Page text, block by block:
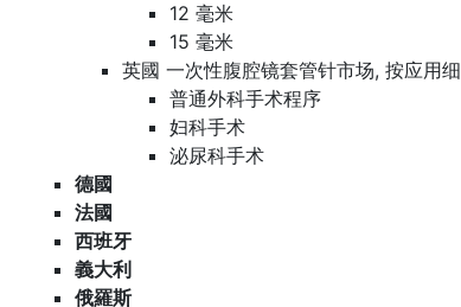
12 毫米
15 毫米
英國 一次性腹腔镜套管针市场, 按应用
普通外科手术程序
妇科手术
泌尿科手术
德國
法國
西班牙
義大利
俄羅斯